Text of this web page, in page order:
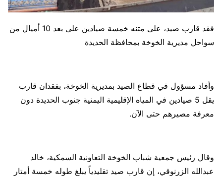
فقد قارب صيد، على متنه خمسة صيادين على بعد 10 أميال من
سواحل مديرية الخوخة بمحافظة الحديدة
وأفاد مسؤول في قطاع الصيد بمديرية الخوخة، بفقدان قارب
يقل 5 صيادين في المياه الإقليمية اليمنية جنوب الحديدة دون
معرفة مصيرهم حتى الآن.
وقال رئيس جمعية شباب الخوخة التعاونية السمكية، خالد
عبدالله الزرنوقي، إن قارب صيد تقليدياً يبلغ طوله خمسة أمتار